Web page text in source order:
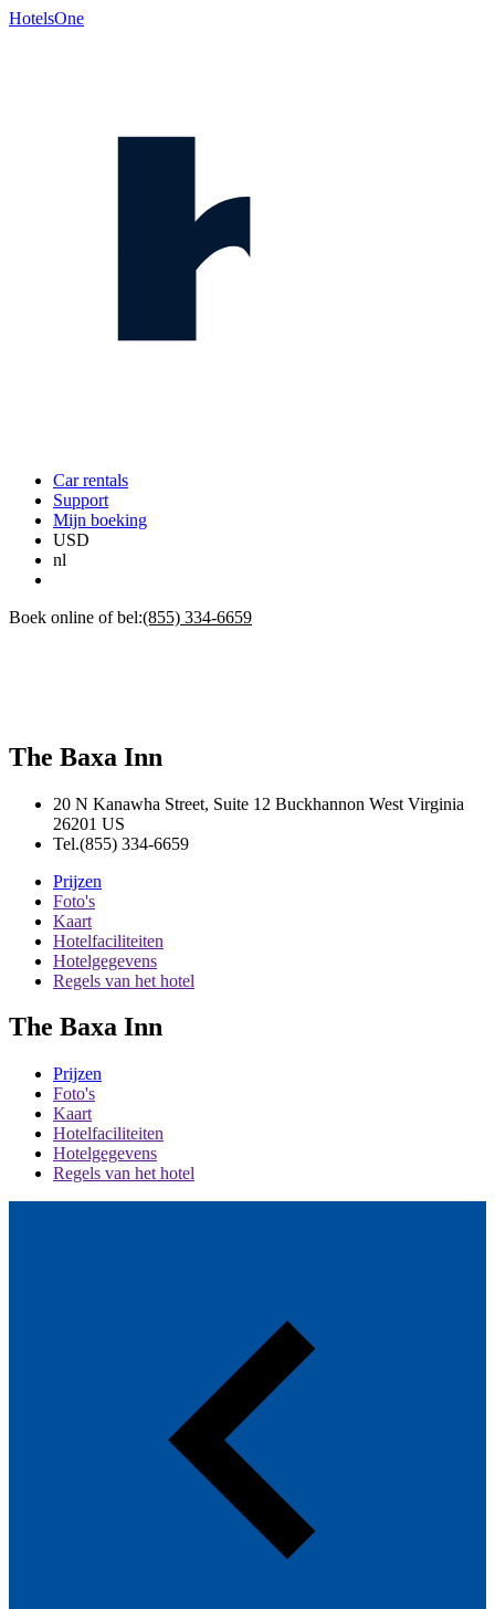
HotelsOne
Car rentals
Support
Mijn boeking
USD
nl
Boek online of bel:(855) 334-6659
The Baxa Inn
20 N Kanawha Street, Suite 12 Buckhannon West Virginia
26201 US
Tel.(855) 334-6659
Prijzen
Foto's
Kaart
Hotelfaciliteiten
Hotelgegevens
Regels van het hotel
The Baxa Inn
Prijzen
Foto's
Kaart
Hotelfaciliteiten
Hotelgegevens
Regels van het hotel